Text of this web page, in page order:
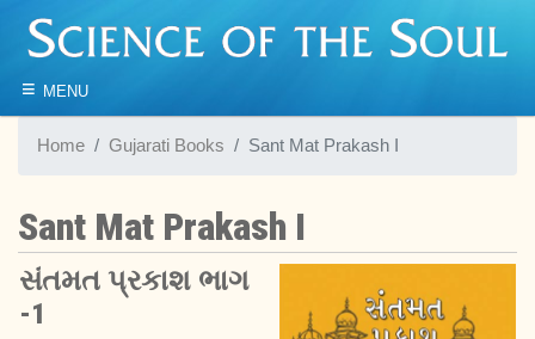
≡ MENU
Home Gujarati Books Sant Mat Prakash I
Sant Mat Prakash I
સંતમત પ્રકાશ ભાગ
-1